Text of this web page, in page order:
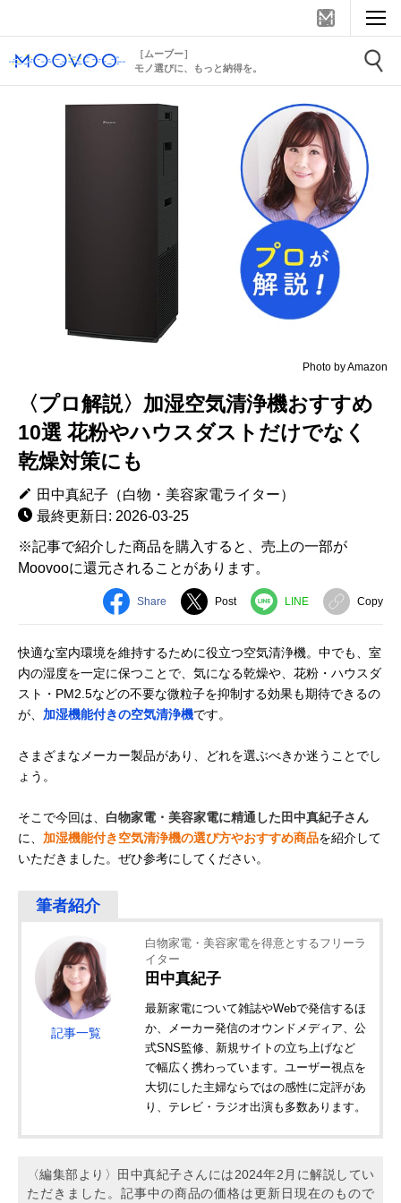
［ムーブー］
モノ選びに、もっと納得を。
Photo by Amazon
〈プロ解説〉加湿空気清浄機おすすめ
10選 花粉やハウスダストだけでなく
乾燥対策にも
田中真紀子（白物・美容家電ライター）
最終更新日: 2026-03-25
※記事で紹介した商品を購入すると、売上の一部が
Moovooに還元されることがあります。
Share Post LINE Copy
快適な室内環境を維持するために役立つ空気清浄機。中でも、室
内の湿度を一定に保つことで、気になる乾燥や、花粉・ハウスダ
スト・PM2.5などの不要な微粒子を抑制する効果も期待できるの
が、 加湿機能付きの空気清浄機です。
さまざまなメーカー製品があり、どれを選ぶべきか迷うことでし
ょう。
そこで今回は、 白物家電・美容家電に精通した田中真紀子さん
に、 加湿機能付き空気清浄機の選び方やおすすめ商品を紹介して
いただきました。ぜひ参考にしてください。
記事一覧
白物家電・美容家電を得意とするフリーラ
イター
田中真紀子
最新家電について雑誌やWebで発信するほ
か、メーカー発信のオウンドメディア、公
式SNS監修、新規サイトの立ち上げなど
で幅広く携わっています。ユーザー視点を
大切にした主婦ならではの感性に定評があ
り、テレビ・ラジオ出演も多数あります。
〈編集部より〉田中真紀子さんには2024年2月に解説してい
ただきました。記事中の商品の価格は更新日現在のもので